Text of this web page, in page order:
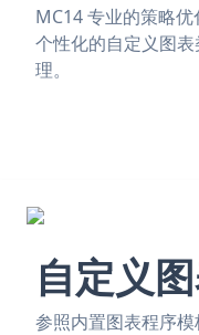
MC14 专业的策略优
个性化的自定义图
理。
自定义
参照内置图表程序